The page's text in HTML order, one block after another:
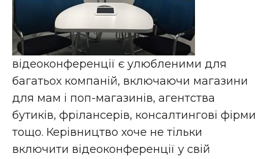
відеоконференції є улюбленими для
багатьох компаній, включаючи магазини
для мам і поп-магазинів, агентства
бутиків, фрілансерів, консалтингові фірми
тощо. Керівництво хоче не тільки
включити відеоконференції у свій